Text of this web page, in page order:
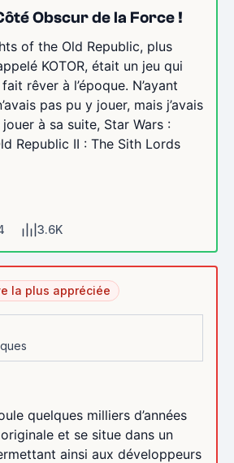
Obscur de la Force !
of the Old Republic, plus
KOTOR, était un jeu qui
rêver à l’époque. N’ayant
pas pu y jouer, mais j’avais
jouer à sa suite, Star Wars :
Republic II : The Sith Lords
3.6K
la plus appréciée
quelques milliers d’années
et se situe dans un
ainsi aux développeurs